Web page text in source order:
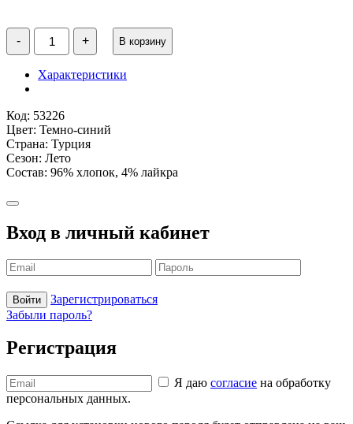
-
Количество
товара
Футболка
для
мальчика
синяя
+ В корзину
Характеристики
Код: 53226
Цвет: Темно-синий
Страна: Турция
Сезон: Лето
Состав: 96% хлопок, 4% лайкра
Вход в личный кабинет
Войти
Зарегистрироваться
Забыли пароль?
Регистрация
Я даю согласие на обработку
персональных данных.